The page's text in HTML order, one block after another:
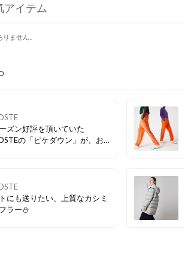
アイテム
ません。
ズン好評を頂いていた
の「ピケダウン」が、お
にも送りたい、上質なカシミ
ラー⛄